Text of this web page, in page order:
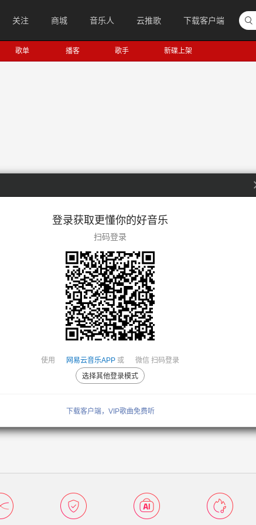
关注 商城 音乐人 云推歌 下载客户端
歌单 播客 歌手 新碟上架
登录获取更懂你的好音乐
扫码登录
使用 网易云音乐APP 或 微信 扫码登录
选择其他登录模式
下载客户端，VIP歌曲免费听